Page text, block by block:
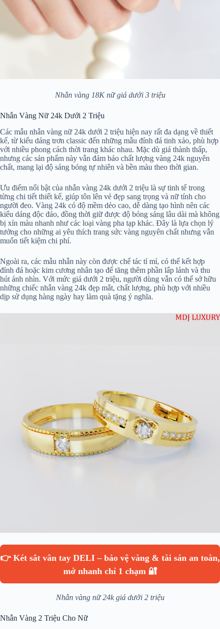
Nhẫn vàng 18K nữ giá dưới 3 triệu
Nhẫn Vàng Nữ 24k Dưới 2 Triệu
Các mẫu nhẫn vàng nữ 24k dưới 2 triệu hiện nay rất đa dạng về thiết
kế, từ kiểu dáng trơn classic đến những mẫu đính đá tinh xảo, phù hợp
với nhiều phong cách thời trang khác nhau. Mặc dù giá thành thấp,
nhưng các sản phẩm này vẫn đảm bảo chất lượng vàng 24k nguyên
chất, mang lại độ sáng bóng tự nhiên và bền màu theo thời gian.
Ưu điểm nổi bật của nhẫn vàng 24k dưới 2 triệu là sự tinh tế trong
từng chi tiết thiết kế, giúp tôn lên vẻ đẹp sang trọng và nữ tính cho
người đeo. Vàng 24k có độ mềm dẻo cao, dễ dàng tạo hình nên các
kiểu dáng độc đáo, đồng thời giữ được độ bóng sáng lâu dài mà không
bị xỉn màu nhanh như các loại vàng pha tạp khác. Đây là lựa chọn lý
tưởng cho những ai yêu thích trang sức vàng nguyên chất nhưng vẫn
muốn tiết kiệm chi phí.
Ngoài ra, các mẫu nhẫn này còn được chế tác tỉ mỉ, có thể kết hợp
đính đá hoặc kim cương nhân tạo để tăng thêm phần lấp lánh và thu
hút ánh nhìn. Với mức giá dưới 2 triệu, người dùng vẫn có thể sở hữu
những chiếc nhẫn vàng 24k đẹp mắt, chất lượng, phù hợp với nhiều
dịp sử dụng hàng ngày hay làm quà tặng ý nghĩa.
👉 Két sắt vân tay DELI – bảo vệ vàng & tài sản an toàn,
mở nhanh chỉ 1 chạm 🔐
Nhẫn vàng nữ 24k giá dưới 2 triệu
Nhẫn Vàng 2 Triệu Cho Nữ